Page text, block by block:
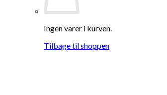
Ingen varer i kurven.
Tilbage til shoppen